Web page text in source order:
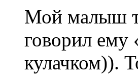
Мой малыш
говорил ему
кулачком)).